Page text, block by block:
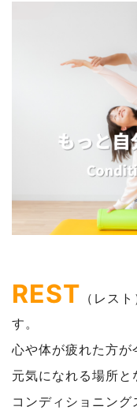
REST （レス
す。
心や体が疲れた方が
元気になれる場所と
コンディショニング